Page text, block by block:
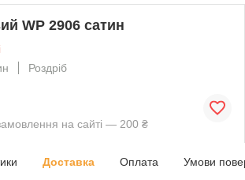
WP 2906 сатин
Роздріб
на сайті — 200 ₴
Доставка Оплата Умови